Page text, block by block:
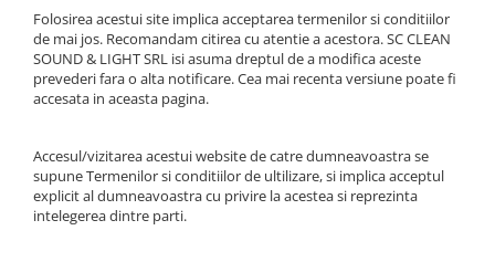
MKD Series
MW Series
NT Series
QX Series
RSX Series
SB Series
SBX Series
Cabluri DMX cu Conectori
Conectori Lumini
Controllere lumini
Moving head-uri - Beam
Moving head-uri - Wash
Moving head-uri – Spot
Folosirea acestui site implica acceptarea termenilor si conditiilor
de mai jos. Recomandam citirea cu atentie a acestora. SC CLEAN
SOUND & LIGHT SRL isi asuma dreptul de a modifica aceste
prevederi fara o alta notificare. Cea mai recenta versiune poate fi
accesata in aceasta pagina.
Accesul/vizitarea acestui website de catre dumneavoastra se
supune Termenilor si conditiilor de ultilizare, si implica acceptul
explicit al dumneavoastra cu privire la acestea si reprezinta
intelegerea dintre parti.